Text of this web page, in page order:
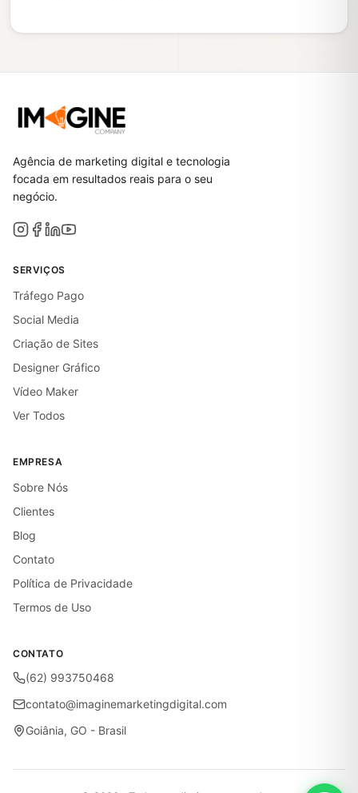
Agência de marketing digital e tecnologia
focada em resultados reais para o seu
negócio.
SERVIÇOS
Tráfego Pago
Social Media
Criação de Sites
Designer Gráfico
Vídeo Maker
Ver Todos
EMPRESA
Sobre Nós
Clientes
Blog
Contato
Política de Privacidade
Termos de Uso
CONTATO
(62) 993750468
contato@imaginemarketingdigital.com
Goiânia, GO - Brasil